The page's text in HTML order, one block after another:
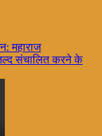
महाराज
संचालित करने के